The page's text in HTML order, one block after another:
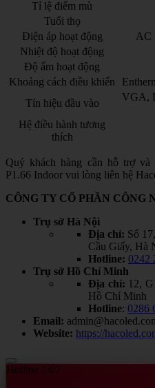
Tỉ lệ điểm mù
Tuổi thọ
Điện áp hoạt động
AC
Nhiệt độ hoạt động
Độ ẩm hoạt động
Khoảng cách điều khiển
Tín hiệu đầu vào
VGA,
Hệ điều hành tương
thích
Quý khách hàng cần hỗ trợ
P1.66 Indoor vui lòng liên hệ
CÔNG TY CỔ PHẦN CÔNG
Trụ sở Hà Nội
Địa chỉ: Số
Cầu Giấy, Hà
Hotline: 0242
Trụ sở Hồ Chí Minh
Địa chỉ: 12,
Hồ Chí Minh
Hotline: 0286
Email:
Website: https://
Hotline 24/7